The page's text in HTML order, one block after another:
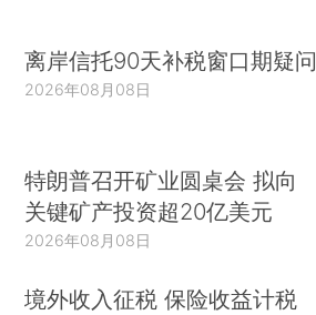
离岸信托90天补税窗口期疑问
2026年08月08日
特朗普召开矿业圆桌会 拟向
关键矿产投资超20亿美元
2026年08月08日
境外收入征税 保险收益计税